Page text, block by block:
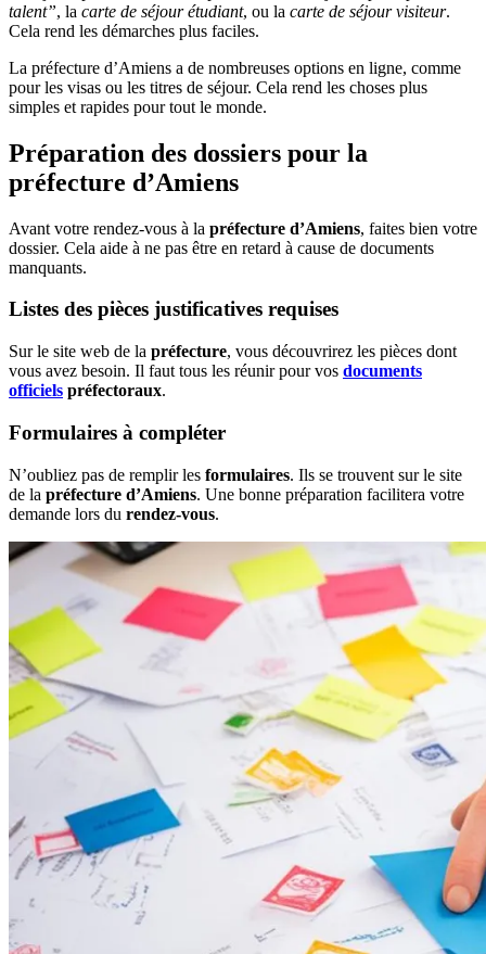
talent”, la carte de séjour étudiant, ou la carte de séjour visiteur.
Cela rend les démarches plus faciles.
La préfecture d’Amiens a de nombreuses options en ligne, comme
pour les visas ou les titres de séjour. Cela rend les choses plus
simples et rapides pour tout le monde.
Préparation des dossiers pour la
préfecture d’Amiens
Avant votre rendez-vous à la préfecture d’Amiens, faites bien votre
dossier. Cela aide à ne pas être en retard à cause de documents
manquants.
Listes des pièces justificatives requises
Sur le site web de la préfecture, vous découvrirez les pièces dont
vous avez besoin. Il faut tous les réunir pour vos documents
officiels préfectoraux.
Formulaires à compléter
N’oubliez pas de remplir les formulaires. Ils se trouvent sur le site
de la préfecture d’Amiens. Une bonne préparation facilitera votre
demande lors du rendez-vous.